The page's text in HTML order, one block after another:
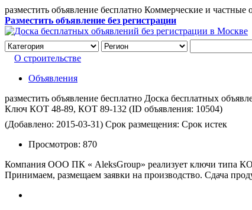
разместить объявление бесплатно Коммерческие и
Разместить объявление без регистрации
О строительстве
Объявления
разместить объявление бесплатно Доска бесплатных
Ключ КОТ 48-89, КОТ 89-132 (ID объявления: 10504)
(Добавлено: 2015-03-31) Срок размещения: Срок истек
Просмотров: 870
Компания ООО ПК « AleksGroup» реализует ключи
Принимаем, размещаем заявки на производство. Сдача